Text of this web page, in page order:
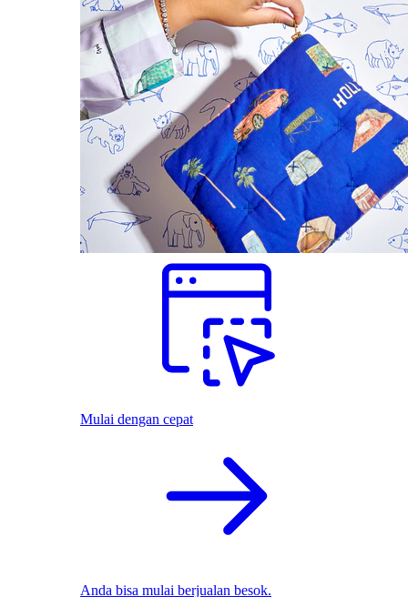
Mulai dengan cepat
Anda bisa mulai berjualan besok.